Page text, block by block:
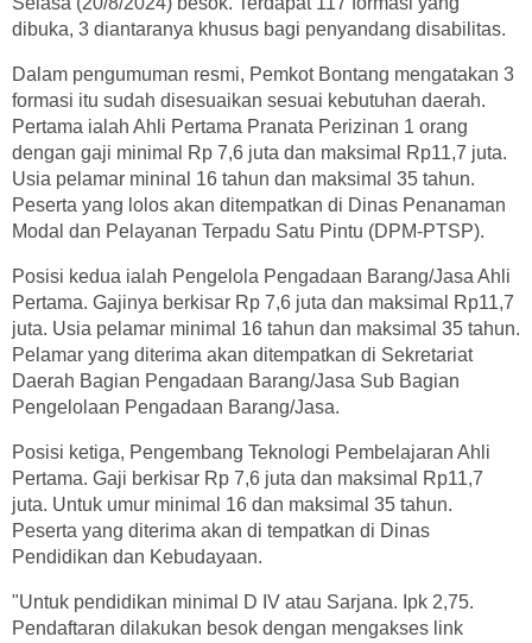
dibuka, 3 diantaranya khusus bagi penyandang disabilitas.
Dalam pengumuman resmi, Pemkot Bontang mengatakan 3
formasi itu sudah disesuaikan sesuai kebutuhan daerah.
Pertama ialah Ahli Pertama Pranata Perizinan 1 orang
dengan gaji minimal Rp 7,6 juta dan maksimal Rp11,7 juta.
Usia pelamar mininal 16 tahun dan maksimal 35 tahun.
Peserta yang lolos akan ditempatkan di Dinas Penanaman
Modal dan Pelayanan Terpadu Satu Pintu (DPM-PTSP).
Posisi kedua ialah Pengelola Pengadaan Barang/Jasa Ahli
Pertama. Gajinya berkisar Rp 7,6 juta dan maksimal Rp11,7
juta. Usia pelamar minimal 16 tahun dan maksimal 35 tahun.
Pelamar yang diterima akan ditempatkan di Sekretariat
Daerah Bagian Pengadaan Barang/Jasa Sub Bagian
Pengelolaan Pengadaan Barang/Jasa.
Posisi ketiga, Pengembang Teknologi Pembelajaran Ahli
Pertama. Gaji berkisar Rp 7,6 juta dan maksimal Rp11,7
juta. Untuk umur minimal 16 dan maksimal 35 tahun.
Peserta yang diterima akan di tempatkan di Dinas
Pendidikan dan Kebudayaan.
"Untuk pendidikan minimal D IV atau Sarjana. Ipk 2,75.
Pendaftaran dilakukan besok dengan mengakses link